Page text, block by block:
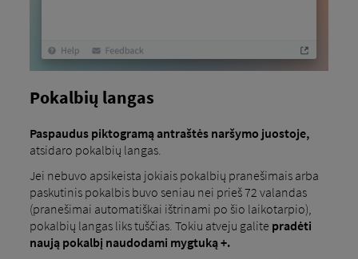
Pokalbių langas
Paspaudus piktogramą antraštės naršymo juostoje,
atsidaro pokalbių langas.
Jei nebuvo apsikeista jokiais pokalbių pranešimais arba
paskutinis pokalbis buvo seniau nei prieš 72 valandas
(pranešimai automatiškai ištrinami po šio laikotarpio),
pokalbių langas liks tuščias. Tokiu atveju galite pradėti
naują pokalbį naudodami mygtuką +.